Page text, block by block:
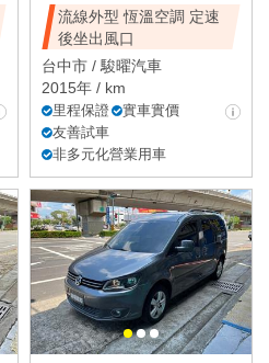
流線外型 恆溫空調 定速
後坐出風口
台中市 /駿曜汽車
2015年 / km
里程保證
實車實價
友善試車
非多元化營業用車